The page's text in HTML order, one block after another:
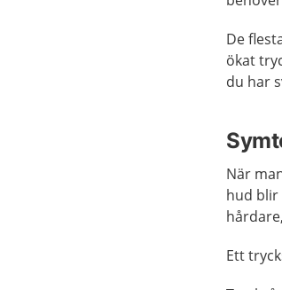
De
ökat
du har
När
hud blir
Ett